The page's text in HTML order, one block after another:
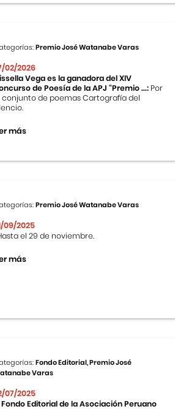
Premio José Watanabe Varas
02/2026
Vega es la ganadora del XIV
de Poesía de la APJ “Premio ...: Por
conjunto de poemas Cartografía del
más
Premio José Watanabe Varas
09/2025
el 29 de noviembre.
más
Fondo Editorial, Premio José
Varas
07/2025
Fondo Editorial de la Asociación Peruano